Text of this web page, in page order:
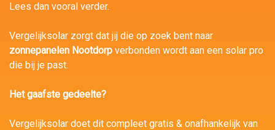
Lees dan vooral verder.
Vergelijksolar zorgt dat jij die op zoek bent naar
zonnepanelen Nootdorp verbonden wordt aan een solar pro
die bij je past.
Het gaafste gedeelte?
Vergelijksolar doet dit compleet gratis & onafhankelijk van